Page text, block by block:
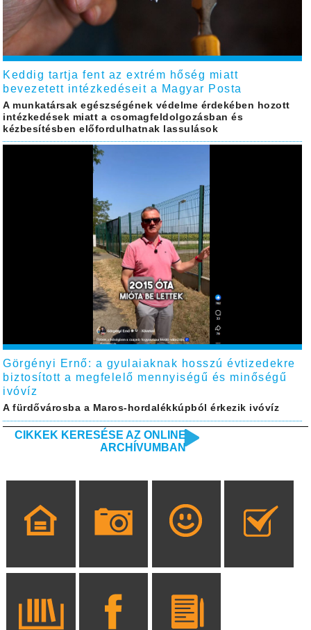
Keddig tartja fent az extrém hőség miatt
bevezetett intézkedéseit a Magyar Posta
A munkatársak egészségének védelme érdekében hozott
intézkedések miatt a csomagfeldolgozásban és
kézbesítésben előfordulhatnak lassulások
Görgényi Ernő: a gyulaiaknak hosszú évtizedekre
biztosított a megfelelő mennyiségű és minőségű
ivóvíz
A fürdővárosba a Maros-hordalékkúpból érkezik ivóvíz
CIKKEK KERESÉSE AZ ONLINE
ARCHÍVUMBAN